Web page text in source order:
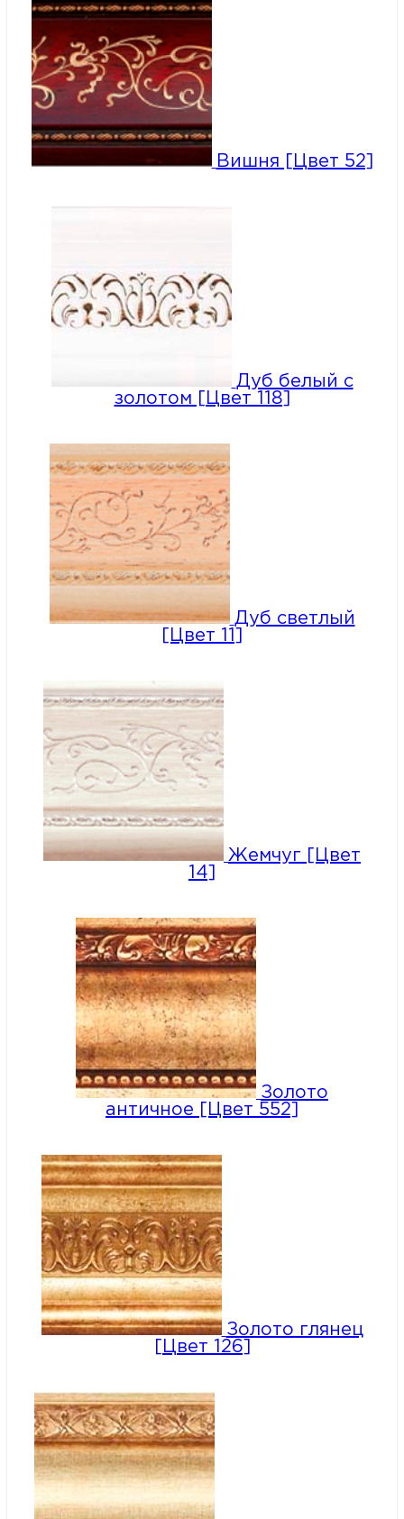
Вишня [Цвет 52]
Дуб белый с
золотом [Цвет 118]
Дуб светлый
[Цвет 11]
Жемчуг [Цвет
14]
Золото
античное [Цвет 552]
Золото глянец
[Цвет 126]